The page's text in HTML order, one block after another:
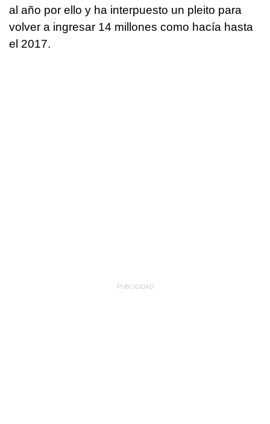
al año por ello y ha interpuesto un pleito para
volver a ingresar 14 millones como hacía hasta
el 2017.